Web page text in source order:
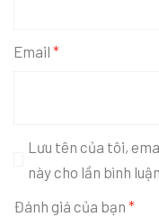
Email *
Lưu tên của tôi,
này cho lần bình
Đánh giá của bạn *